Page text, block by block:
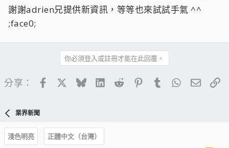
謝謝adrien兄提供新資訊，等等也來試試手氣 ^^
;face0;
你必須登入或註冊才能在此回覆。
分享： FacebookBlueskyLinkedIn
Reddit PinterestTumblrWhatsApp
電子
業界新聞
淺色明亮
正體中文（台灣）